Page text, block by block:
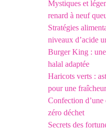
Mystiques et
renard à neuf
Stratégies
niveaux d’acide
Burger King :
halal adaptée
Haricots verts :
pour une fraîcheur
Confection
zéro déchet
Secrets des